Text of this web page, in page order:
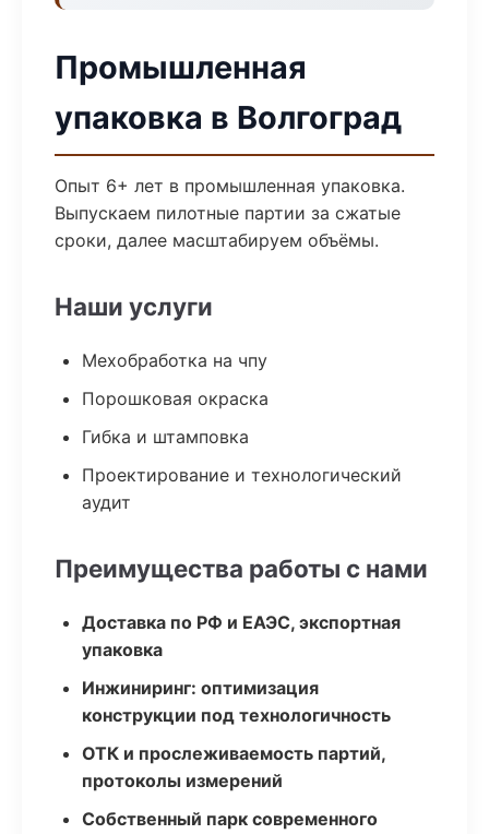
Промышленная
упаковка в Волгоград
Опыт 6+ лет в промышленная упаковка.
Выпускаем пилотные партии за сжатые
сроки, далее масштабируем объёмы.
Наши услуги
Мехобработка на чпу
Порошковая окраска
Гибка и штамповка
Проектирование и технологический
аудит
Преимущества работы с нами
Доставка по РФ и ЕАЭС, экспортная
упаковка
Инжиниринг: оптимизация
конструкции под технологичность
ОТК и прослеживаемость партий,
протоколы измерений
Собственный парк современного